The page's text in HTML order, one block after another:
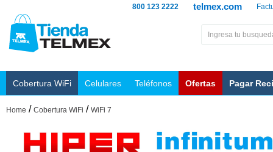
telmex.com
800 123 2222
Cobertura WiFi Celulares Teléfonos Ofertas Pagar
Home / Cobertura WiFi / WiFi 7